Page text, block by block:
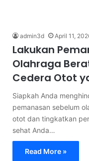
admin3d April 11,
Lakukan
Olahraga
Cedera Otot
Siapkah Anda
pemanasan sebelum
otot dan tingkatkan
sehat Anda…
Read More »